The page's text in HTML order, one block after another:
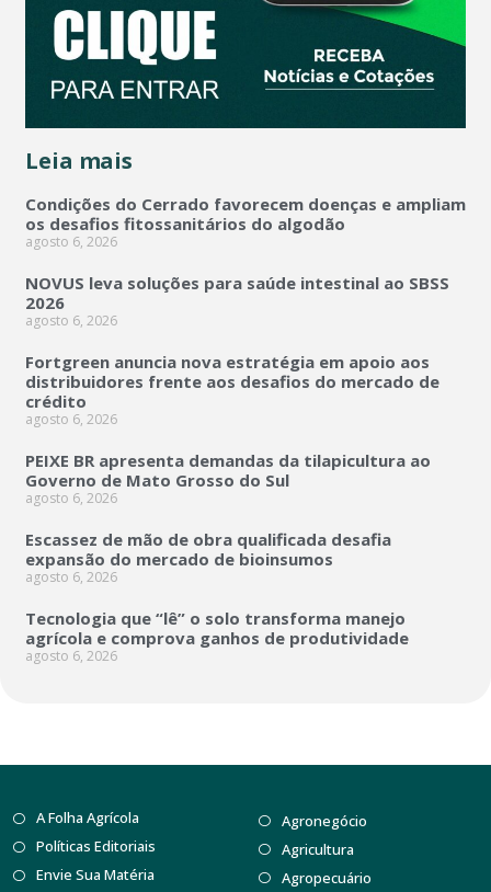
Leia mais
Condições do Cerrado favorecem doenças e ampliam
os desafios fitossanitários do algodão
agosto 6, 2026
NOVUS leva soluções para saúde intestinal ao SBSS
2026
agosto 6, 2026
Fortgreen anuncia nova estratégia em apoio aos
distribuidores frente aos desafios do mercado de
crédito
agosto 6, 2026
PEIXE BR apresenta demandas da tilapicultura ao
Governo de Mato Grosso do Sul
agosto 6, 2026
Escassez de mão de obra qualificada desafia
expansão do mercado de bioinsumos
agosto 6, 2026
Tecnologia que “lê” o solo transforma manejo
agrícola e comprova ganhos de produtividade
agosto 6, 2026
A Folha Agrícola
Políticas Editoriais
Envie Sua Matéria
Agronegócio
Agricultura
Agropecuário